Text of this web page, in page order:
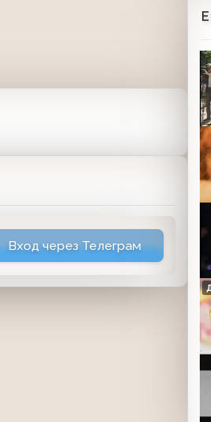
Вход через Телеграм